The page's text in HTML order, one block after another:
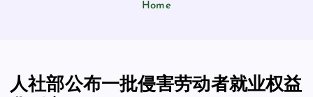
Home
人社部公布一批侵害劳动者就业权益